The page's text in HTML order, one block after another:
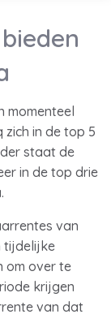
momenteel
in de top 5
staat de
in de top drie
van
tijdelijke
om over te
krijgen
van dat